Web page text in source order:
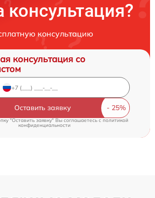
консультацию
консультация со
Оставить заявку
"Оставить заявку" Вы соглашаетесь c политикой
конфиденциальности